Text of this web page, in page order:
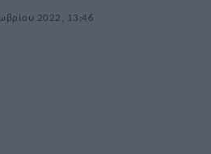
2022, 13:46